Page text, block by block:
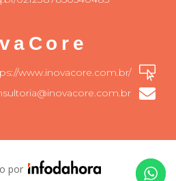

www.inovacore.com.br/

por